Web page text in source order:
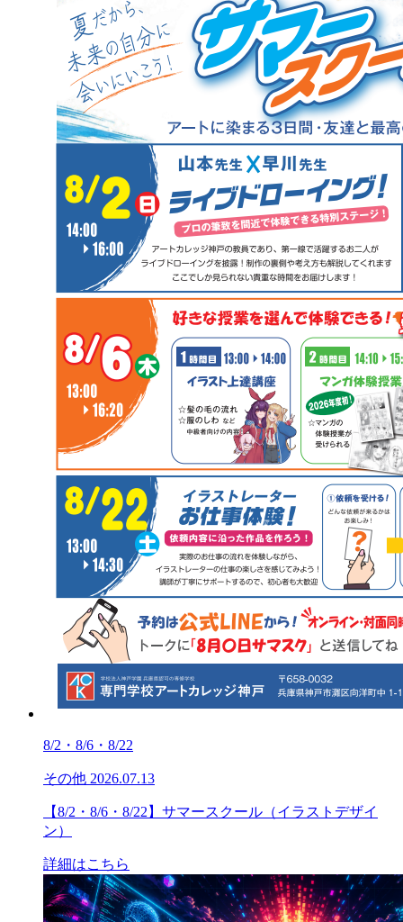
8/2・8/6・8/22
その他 2026.07.13
【8/2・8/6・8/22】サマースクール（イラストデザイ
ン）
詳細はこちら